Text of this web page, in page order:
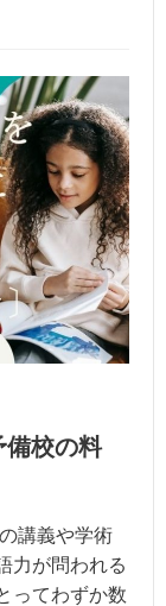
備校の料
講義や学術
力が問われる
ってわずか数